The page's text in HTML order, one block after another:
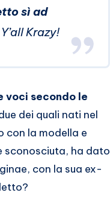
sì ad
Krazy!
voci secondo le
dei quali nati nel
con la modella e
sconosciuta, ha dato
con la sua ex-